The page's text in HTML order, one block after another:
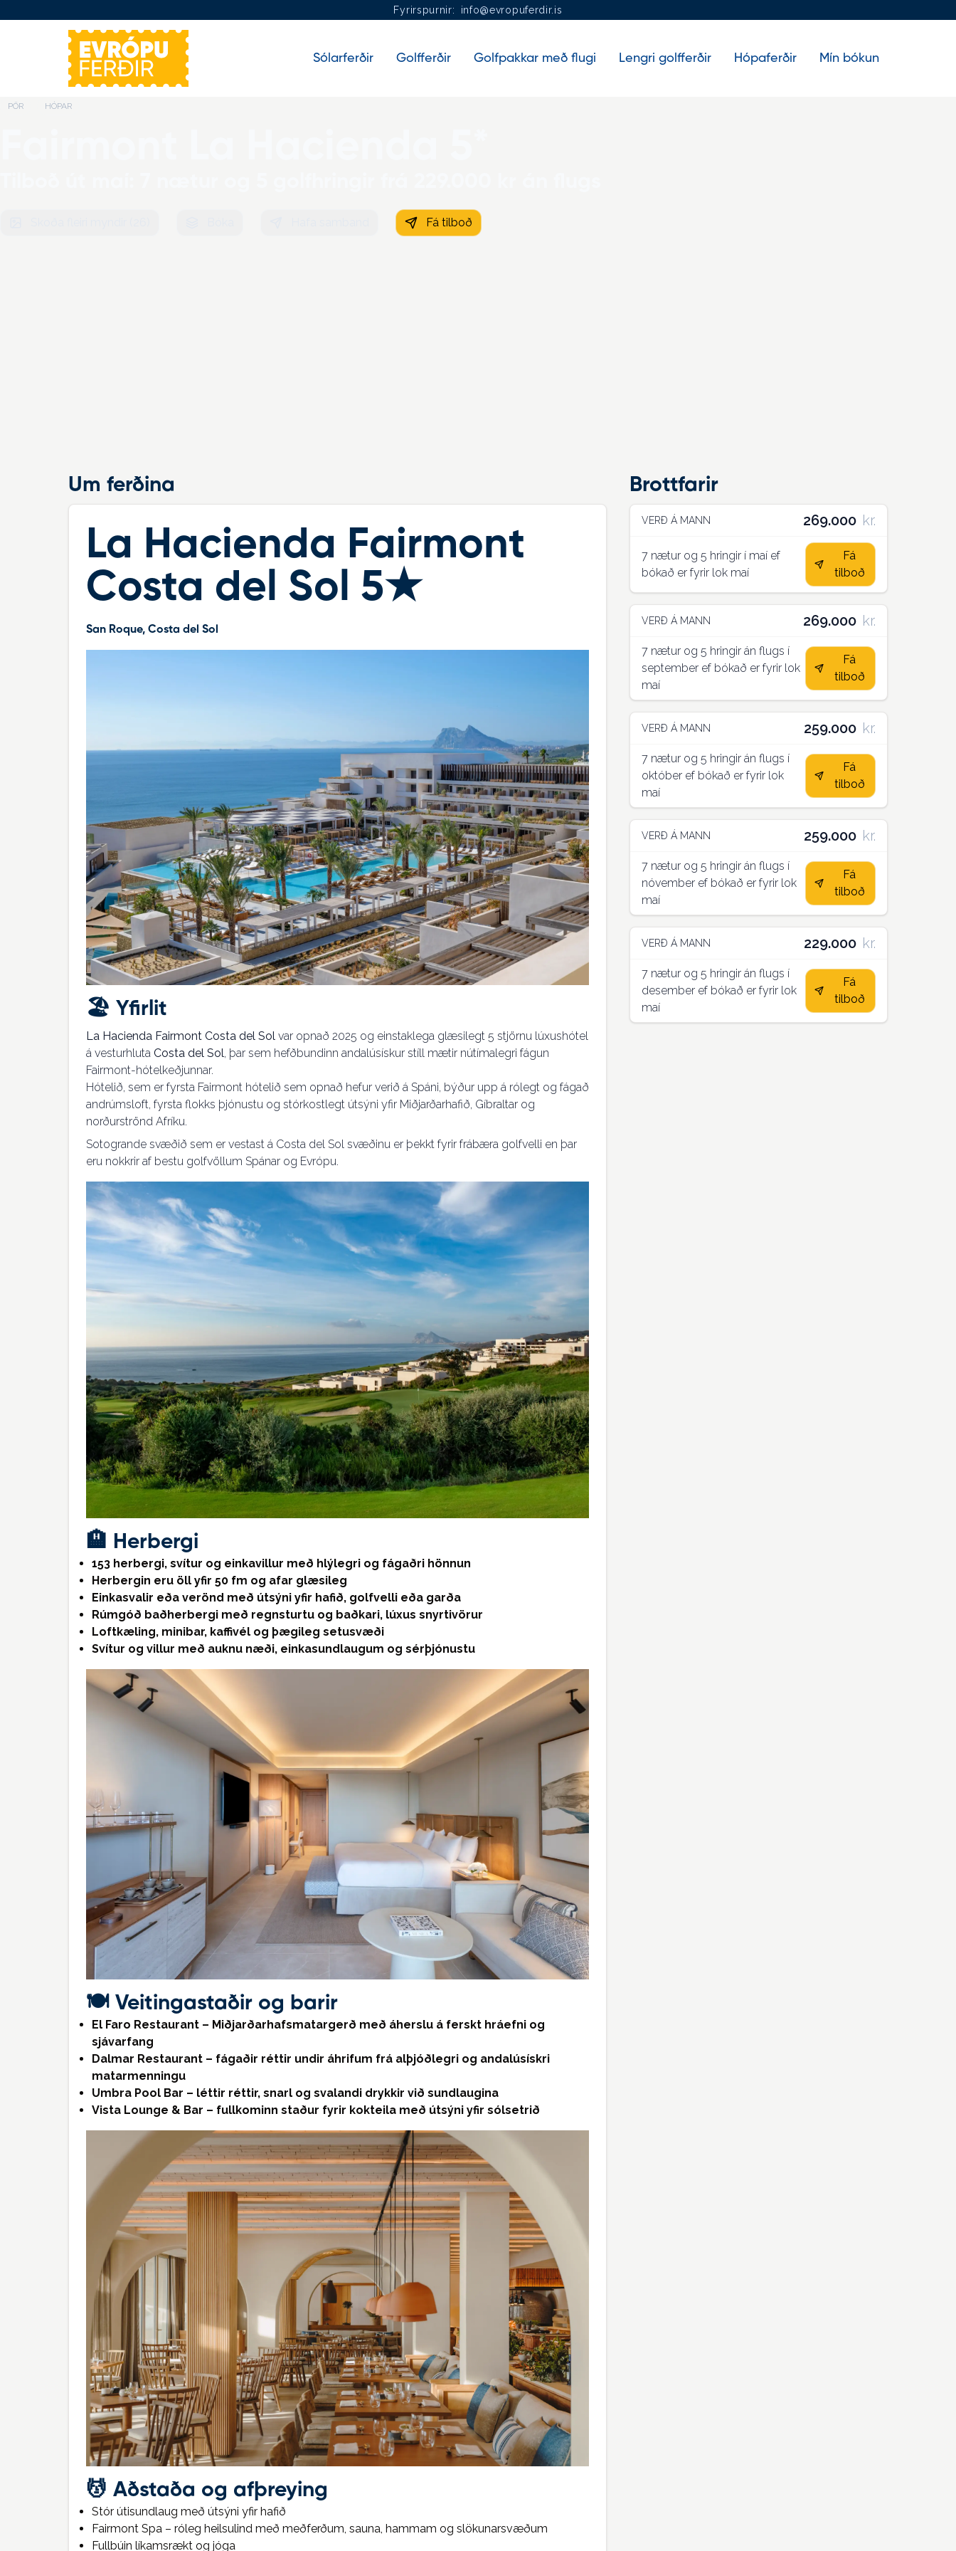
Fyrirspurnir: info@evropuferdir.is
Evrópuferðir
Sólarferðir Golfferðir Golfpakkar með flugi Lengri golfferðir Hópaferðir Mín bókun
PÖR HÓPAR
Fá tilboð
Um ferðina
La Hacienda Fairmont
Costa del Sol 5★
San Roque, Costa del Sol
🏖️ Yfirlit
La Hacienda Fairmont Costa del Sol var opnað 2025 og einstaklega glæsilegt 5 stjörnu lúxushótel
á vesturhluta Costa del Sol, þar sem hefðbundinn andalúsískur stíll mætir nútímalegri fágun
Fairmont-hótelkeðjunnar.
Hótelið, sem er fyrsta Fairmont hótelið sem opnað hefur verið á Spáni, býður upp á rólegt og fágað
andrúmsloft, fyrsta flokks þjónustu og stórkostlegt útsýni yfir Miðjarðarhafið, Gíbraltar og
norðurströnd Afríku.
Sotogrande svæðið sem er vestast á Costa del Sol svæðinu er þekkt fyrir frábæra golfvelli en þar
eru nokkrir af bestu golfvöllum Spánar og Evrópu.
🏨 Herbergi
153 herbergi, svítur og einkavillur með hlýlegri og fágaðri hönnun
Herbergin eru öll yfir 50 fm og afar glæsileg
Einkasvalir eða verönd með útsýni yfir hafið, golfvelli eða garða
Rúmgóð baðherbergi með regnsturtu og baðkari, lúxus snyrtivörur
Loftkæling, minibar, kaffivél og þægileg setusvæði
Svítur og villur með auknu næði, einkasundlaugum og sérþjónustu
🍽️ Veitingastaðir og barir
El Faro Restaurant – Miðjarðarhafsmatargerð með áherslu á ferskt hráefni og
sjávarfang
Dalmar Restaurant – fágaðir réttir undir áhrifum frá alþjóðlegri og andalúsískri
matarmenningu
Umbra Pool Bar – léttir réttir, snarl og svalandi drykkir við sundlaugina
Vista Lounge & Bar – fullkominn staður fyrir kokteila með útsýni yfir sólsetrið
💆 Aðstaða og afþreying
Stór útisundlaug með útsýni yfir hafið
Fairmont Spa – róleg heilsulind með meðferðum, sauna, hammam og slökunarsvæðum
Fullbúin líkamsrækt og jóga
Brottfarir
VERÐ Á MANN 269.000 kr.
7 nætur og 5 hringir í maí ef
bókað er fyrir lok maí
Fá
tilboð
VERÐ Á MANN 269.000 kr.
7 nætur og 5 hringir án flugs í
september ef bókað er fyrir lok
maí
Fá
tilboð
VERÐ Á MANN 259.000 kr.
7 nætur og 5 hringir án flugs í
október ef bókað er fyrir lok
maí
Fá
tilboð
VERÐ Á MANN 259.000 kr.
7 nætur og 5 hringir án flugs í
nóvember ef bókað er fyrir lok
maí
Fá
tilboð
VERÐ Á MANN 229.000 kr.
7 nætur og 5 hringir án flugs í
desember ef bókað er fyrir lok
maí
Fá
tilboð